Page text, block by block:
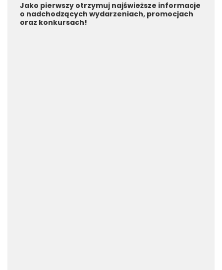
Jako pierwszy otrzymuj najświeższe informacje
o nadchodzących wydarzeniach, promocjach
oraz konkursach!